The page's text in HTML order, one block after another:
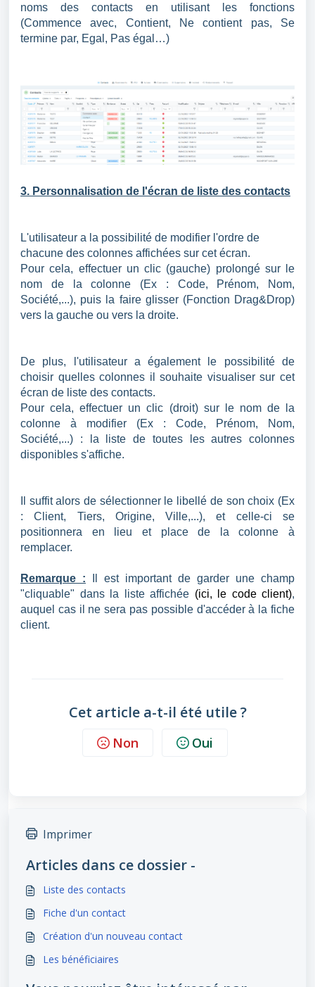
noms des contacts en utilisant les fonctions
(Commence avec, Contient, Ne contient pas, Se
termine par, Egal, Pas égal…)
3. Personnalisation de l'écran de liste des contacts
L'utilisateur a la possibilité de modifier l'ordre de
chacune des colonnes affichées sur cet écran.
Pour cela, effectuer un clic (gauche) prolongé sur le
nom de la colonne (Ex : Code, Prénom, Nom,
Société,...), puis la faire glisser (Fonction Drag&Drop)
vers la gauche ou vers la droite.
De plus, l'utilisateur a également le possibilité de
choisir quelles colonnes il souhaite visualiser sur cet
écran de liste des contacts.
Pour cela, effectuer un clic (droit) sur le nom de la
colonne à modifier (Ex : Code, Prénom, Nom,
Société,...) : la liste de toutes les autres colonnes
disponibles s'affiche.
Il suffit alors de sélectionner le libellé de son choix (Ex
: Client, Tiers, Origine, Ville,...), et celle-ci se
positionnera en lieu et place de la colonne à
remplacer.
Remarque :
Il est important de garder une champ
"cliquable" dans la liste affichée (ici, le code client),
auquel cas il ne sera pas possible d'accéder à la fiche
client.
Cet article a-t-il été utile ?
Non Oui
Imprimer
Articles dans ce dossier -
Liste des contacts
Fiche d'un contact
Création d'un nouveau contact
Les bénéficiaires